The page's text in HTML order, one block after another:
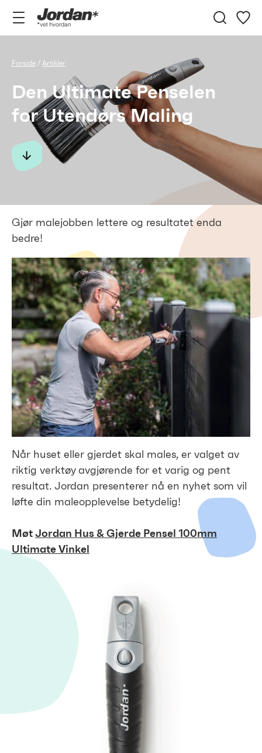
Jordan
vet
Forside Artikler
Den Ultimate Penselen
for Utendørs Maling
Gjør malejobben lettere og resultatet enda
bedre!
Når huset eller gjerdet skal males, er valget av
riktig verktøy avgjørende for et varig og pent
resultat. Jordan presenterer nå en nyhet som vil
løfte din maleopplevelse betydelig!
Møt Jordan Hus & Gjerde Pensel 100mm
Ultimate Vinkel